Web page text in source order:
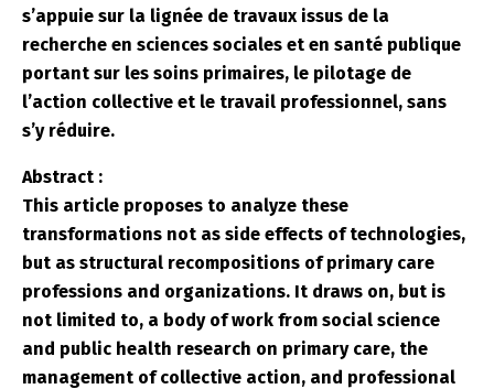
s’appuie sur la lignée de travaux issus de la
recherche en sciences sociales et en santé publique
portant sur les soins primaires, le pilotage de
l’action collective et le travail professionnel, sans
s’y réduire.
Abstract :
This article proposes to analyze these
transformations not as side effects of technologies,
but as structural recompositions of primary care
professions and organizations. It draws on, but is
not limited to, a body of work from social science
and public health research on primary care, the
management of collective action, and professional